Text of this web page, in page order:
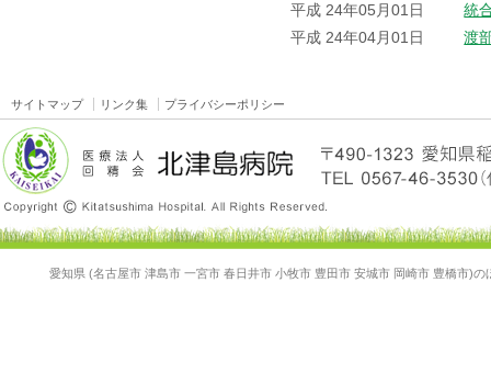
平成 24年05月01日
統
平成 24年04月01日
渡
サイトマップ リンク集 プライバシーポリシー
愛知県 (名古屋市 津島市 一宮市 春日井市 小牧市 豊田市 安城市 岡崎市 豊橋市)